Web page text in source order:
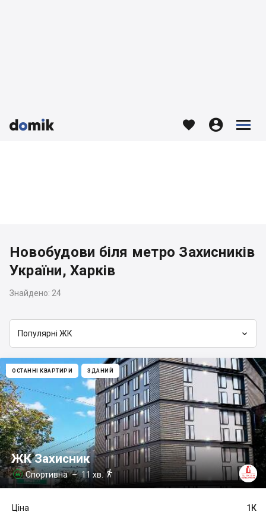


   


Новобудови біля метро Захисників
України, Харків
Знайдено: 24
Популярні ЖК 
ОСТАННІ КВАРТИРИ ЗДАНИЙ
ЖК Захисник
 Спортивна– 11 хв. 
1К
Ціна